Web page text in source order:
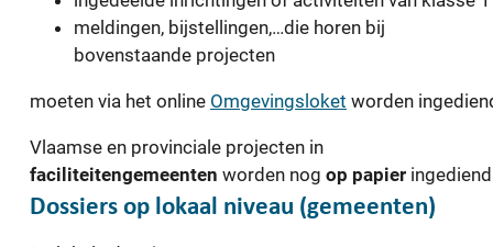
meldingen, bijstellingen,…die horen bij
bovenstaande projecten
moeten via het online Omgevingsloket worden
Vlaamse en provinciale projecten in
faciliteitengemeenten worden nog op papier
Dossiers op lokaal niveau (gemeenten)